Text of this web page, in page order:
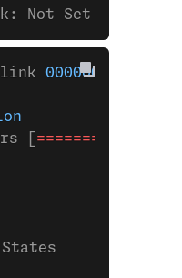
Not Set
link 00000000-0000-
[